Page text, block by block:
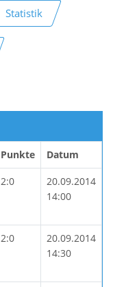
Statistik
Punkte Datum
2:0
20.09.2014
14:00
2:0
20.09.2014
14:30